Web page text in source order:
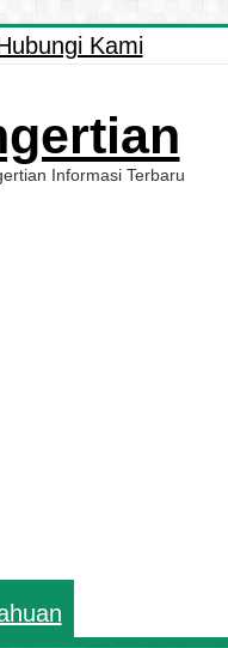
Kami
Informasi Terbaru